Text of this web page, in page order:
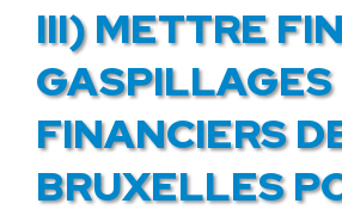
III) METTRE
GASPILLAGES
FINANCIERS
BRUXELLES